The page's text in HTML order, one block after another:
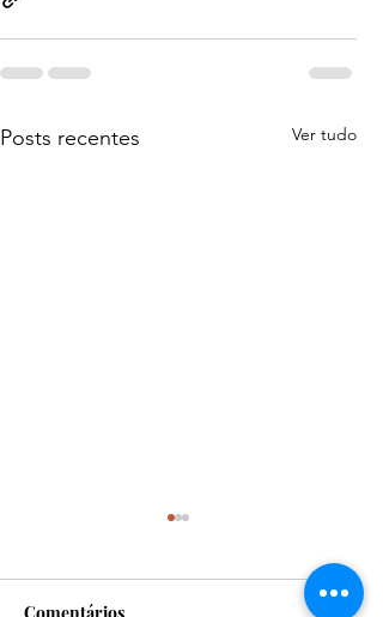
Posts recentes Ver tudo